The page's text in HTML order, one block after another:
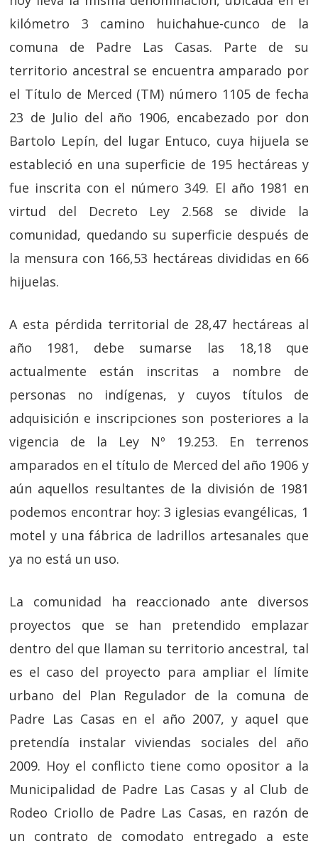
kilómetro 3 camino huichahue-cunco de la
comuna de Padre Las Casas. Parte de su
territorio ancestral se encuentra amparado por
el Título de Merced (TM) número 1105 de fecha
23 de Julio del año 1906, encabezado por don
Bartolo Lepín, del lugar Entuco, cuya hijuela se
estableció en una superficie de 195 hectáreas y
fue inscrita con el número 349. El año 1981 en
virtud del Decreto Ley 2.568 se divide la
comunidad, quedando su superficie después de
la mensura con 166,53 hectáreas divididas en 66
hijuelas.
A esta pérdida territorial de 28,47 hectáreas al
año 1981, debe sumarse las 18,18 que
actualmente están inscritas a nombre de
personas no indígenas, y cuyos títulos de
adquisición e inscripciones son posteriores a la
vigencia de la Ley Nº 19.253. En terrenos
amparados en el título de Merced del año 1906 y
aún aquellos resultantes de la división de 1981
podemos encontrar hoy: 3 iglesias evangélicas, 1
motel y una fábrica de ladrillos artesanales que
ya no está un uso.
La comunidad ha reaccionado ante diversos
proyectos que se han pretendido emplazar
dentro del que llaman su territorio ancestral, tal
es el caso del proyecto para ampliar el límite
urbano del Plan Regulador de la comuna de
Padre Las Casas en el año 2007, y aquel que
pretendía instalar viviendas sociales del año
2009. Hoy el conflicto tiene como opositor a la
Municipalidad de Padre Las Casas y al Club de
Rodeo Criollo de Padre Las Casas, en razón de
un contrato de comodato entregado a este